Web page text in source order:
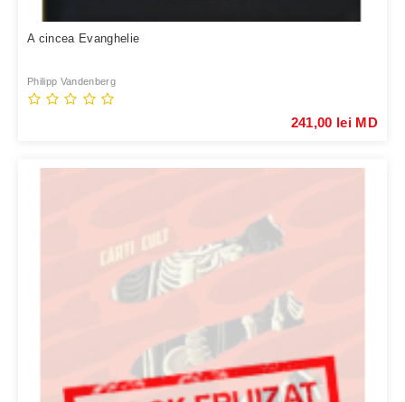
A cincea Evanghelie
Philipp Vandenberg
241,00 lei MD